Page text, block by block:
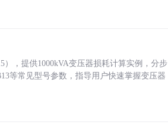
，提供1000kVA变压器损耗计算实例，分步
等常见型号参数，指导用户快速掌握变压器